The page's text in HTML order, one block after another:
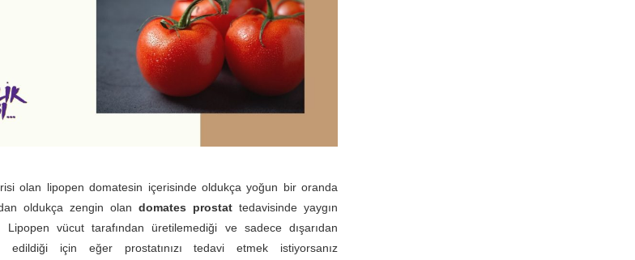
olan lipopen domatesin içerisinde oldukça yoğun bir oranda
oldukça zengin olandomates prostat tedavisinde yaygın
vücut tarafından üretilemediği ve sadece dışarıdan
için eğer prostatınızı tedavi etmek istiyorsanız